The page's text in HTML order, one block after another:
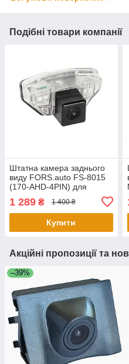
Подібні товари компанії
Штатна камера заднього
виду FORS.auto FS-8015
(170-AHD-4PIN) для
2012+/Crosstour
2008+/CR-V 2007-
2012/FR-V
1 289 ₴ 1 400 ₴
Купити
Акційні пропозиції та
–39%